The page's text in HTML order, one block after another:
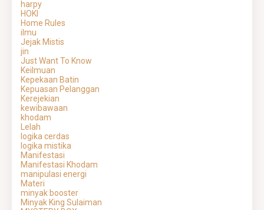
harpy
HOKI
Home Rules
ilmu
Jejak Mistis
jin
Just Want To Know
Keilmuan
Kepekaan Batin
Kepuasan Pelanggan
Kerejekian
kewibawaan
khodam
Lelah
logika cerdas
logika mistika
Manifestasi
Manifestasi Khodam
manipulasi energi
Materi
minyak booster
Minyak King Sulaiman